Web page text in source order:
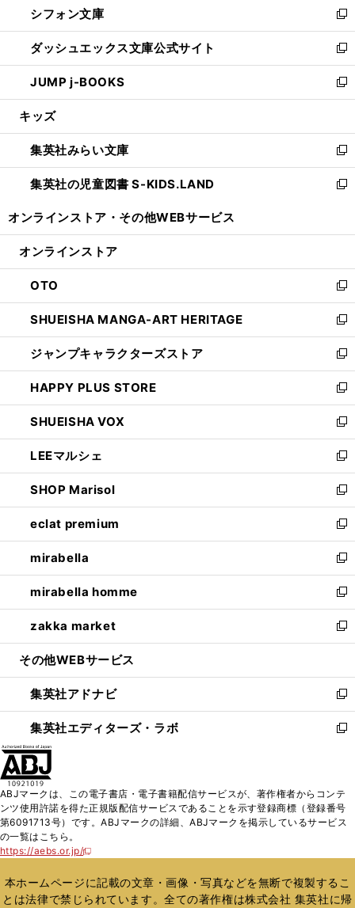
く
で
開
く
ィ
ン
ド
ウ
で
開
い
ウ
ィ
ン
ド
ウ
開
く
シフォン文庫
新
し
い
ウ
ィ
ン
ウ
で
開
く
ダッシュエックス文庫公式サイト
新
し
い
ウ
ン
ド
ウ
で
JUMP j-BOOKS
新
し
ウ
ィ
ン
ド
開
キッズ
集英社みらい文庫
新
し
い
ン
ウ
で
開
く
集英社の児童図書 S-KIDS.LAND
新
ウ
ン
ド
ウ
で
開
く
オンラインストア・ その他WEBサービス
オンラインストア
OTO
新
し
い
ウ
ィ
ン
ド
ウ
で
開
く
SHUEISHA MANGA-ART HERITAGE
新
し
い
ウ
ィ
ン
ド
ウ
で
開
く
ジャンプキャラクターズストア
新
し
い
ウ
ィ
ン
ド
ウ
で
開
く
HAPPY PLUS STORE
新
し
い
ウ
ィ
ン
ド
ウ
で
開
く
SHUEISHA VOX
新
し
い
ウ
ィ
ン
ド
ウ
で
開
く
LEEマルシェ
新
し
い
ウ
ィ
ン
ド
ウ
で
開
く
SHOP Marisol
新
し
い
ウ
ィ
ン
ド
ウ
で
開
eclat premium
新
し
い
ウ
ィ
ン
ド
ウ
開
く
mirabella
新
し
い
ウ
ィ
ン
ウ
で
開
く
mirabella homme
新
し
い
ウ
ン
ド
ウ
で
zakka market
新
し
ウ
ィ
ン
ド
く
その他WEBサービス
集英社アドナビ
新
し
い
ド
ウ
で
集英社エディターズ・ラボ
新
ィ
ン
ド
開
く
ABJマークは、この電子書店・電子書籍配信サービスが、著作権者からコンテ
ンツ使用許諾を得た正規版配信サービスであることを示す登録商標（登録番号
第6091713号）です。ABJマークの詳細、ABJマークを掲示しているサービス
の一覧はこちら。
https://aebs.or.jp/
新
い
ウ
ィ
本ホームページに記載の文章・画像・写真などを無断で複製するこ
とは法律で禁じられています。全ての著作権は株式会社 集英社に帰